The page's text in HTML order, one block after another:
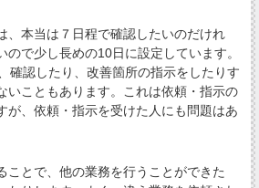
本当は７日程で確認したいのだけれ
ので少し長めの10日に設定しています。
確認したり、改善箇所の指示をしたりす
いこともあります。これは依頼・指示の
が、依頼・指示を受けた人にも問題はあ
とで、他の業務を行うことができた